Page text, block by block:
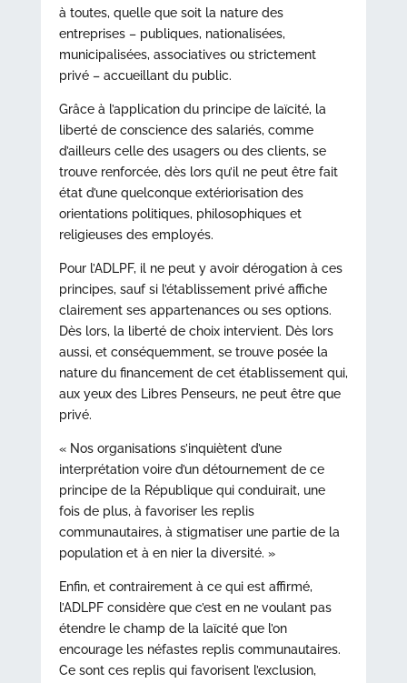
à toutes, quelle que soit la nature des
entreprises – publiques, nationalisées,
municipalisées, associatives ou strictement
privé – accueillant du public.
Grâce à l’application du principe de laïcité, la
liberté de conscience des salariés, comme
d’ailleurs celle des usagers ou des clients, se
trouve renforcée, dès lors qu’il ne peut être fait
état d’une quelconque extériorisation des
orientations politiques, philosophiques et
religieuses des employés.
Pour l’ADLPF, il ne peut y avoir dérogation à ces
principes, sauf si l’établissement privé affiche
clairement ses appartenances ou ses options.
Dès lors, la liberté de choix intervient. Dès lors
aussi, et conséquemment, se trouve posée la
nature du financement de cet établissement qui,
aux yeux des Libres Penseurs, ne peut être que
privé.
« Nos organisations s’inquiètent d’une
interprétation voire d’un détournement de ce
principe de la République qui conduirait, une
fois de plus, à favoriser les replis
communautaires, à stigmatiser une partie de la
population et à en nier la diversité. »
Enfin, et contrairement à ce qui est affirmé,
l’ADLPF considère que c’est en ne voulant pas
étendre le champ de la laïcité que l’on
encourage les néfastes replis communautaires.
Ce sont ces replis qui favorisent l’exclusion,